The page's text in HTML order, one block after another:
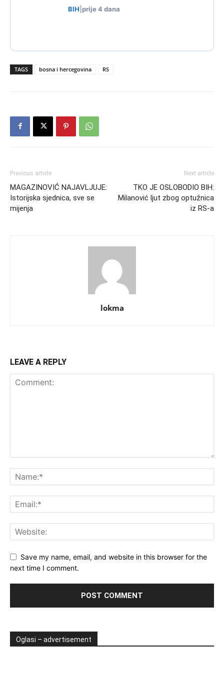
BIH prije 4 dana
TAGS bosna i hercegovina RS
Previous article
MAGAZINOVIĆ NAJAVLJUJE:
Istorijska sjednica, sve se
mijenja
Next article
TKO JE OSLOBODIO BIH:
Milanović ljut zbog optužnica
iz RS-a
lokma
LEAVE A REPLY
Save my name, email, and website in this browser for the
next time I comment.
Oglasi – advertisement